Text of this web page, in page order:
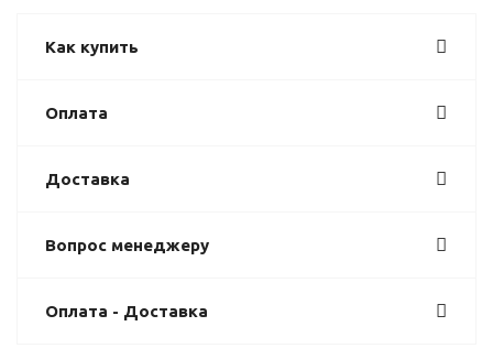
Как купить
Оплата
Доставка
Вопрос менеджеру
Оплата - Доставка